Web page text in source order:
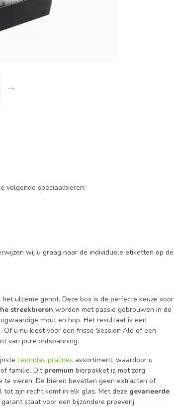
volgende speciaalbieren:
wij u graag naar de individuele etiketten op de
ultieme genot. Deze box is de perfecte keuze voor
streekbieren worden met passie gebrouwen in de
mout en hop. Het resultaat is een
u nu kiest voor een frisse Session Ale of een
van pure ontspanning.
Leonidas pralines assortiment, waardoor u
familie. Dit premium bierpakket is met zorg
vieren. De bieren bevatten geen extracten of
zijn recht komt in elk glas. Met deze gevarieerde
staat voor een bijzondere proeverij.